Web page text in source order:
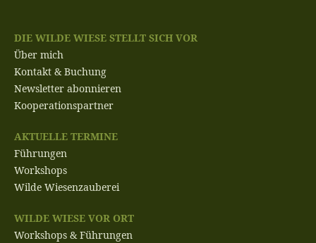
DIE WILDE WIESE STELLT SICH VOR
Über mich
Kontakt & Buchung
Newsletter abonnieren
Kooperationspartner
AKTUELLE TERMINE
Führungen
Workshops
Wilde Wiesenzauberei
WILDE WIESE VOR ORT
Workshops & Führungen